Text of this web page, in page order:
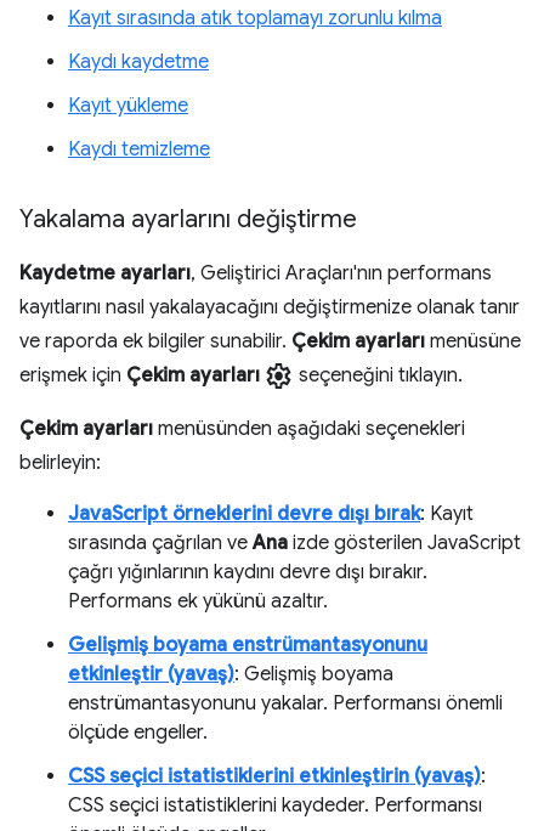
Kayıt sırasında atık toplamayı zorunlu kılma
Kaydı kaydetme
Kayıt yükleme
Kaydı temizleme
Yakalama ayarlarını değiştirme
Kaydetme ayarları, Geliştirici Araçları'nın performans
kayıtlarını nasıl yakalayacağını değiştirmenize olanak tanır
ve raporda ek bilgiler sunabilir. Çekim ayarları menüsüne
erişmek için Çekim ayarları settings seçeneğini tıklayın.
Çekim ayarları menüsünden aşağıdaki seçenekleri
belirleyin:
JavaScript örneklerini devre dışı bırak: Kayıt
sırasında çağrılan veAna izde gösterilen JavaScript
çağrı yığınlarının kaydını devre dışı bırakır.
Performans ek yükünü azaltır.
Gelişmiş boyama enstrümantasyonunu
etkinleştir (yavaş): Gelişmiş boyama
enstrümantasyonunu yakalar. Performansı önemli
ölçüde engeller.
CSS seçici istatistiklerini etkinleştirin (yavaş):
CSS seçici istatistiklerini kaydeder. Performansı